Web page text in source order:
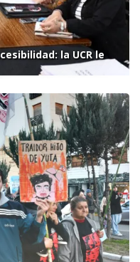
la UCR le